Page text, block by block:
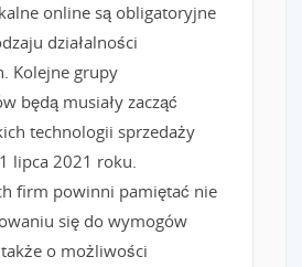
online są obligatoryjne
działalności
Kolejne grupy
będą musiały zacząć
technologii sprzedaży
lipca 2021 roku.
firm powinni pamiętać nie
się do wymogów
o możliwości